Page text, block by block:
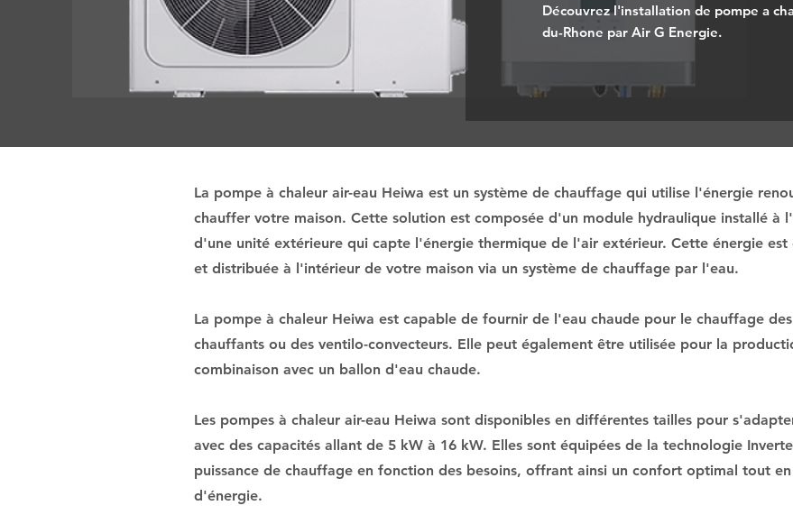
Découvrez l'installation de pompe a
du-Rhone par Air G Energie.
La pompe à chaleur air-eau Heiwa est un système de chauffage qui utilise l'énergie
chauffer votre maison. Cette solution est composée d'un module hydraulique installé à
d'une unité extérieure qui capte l'énergie thermique de l'air extérieur. Cette énergie est
et distribuée à l'intérieur de votre maison via un système de chauffage par l'eau.
La pompe à chaleur Heiwa est capable de fournir de l'eau chaude pour le chauffage
chauffants ou des ventilo-convecteurs. Elle peut également être utilisée pour la
combinaison avec un ballon d'eau chaude.
Les pompes à chaleur air-eau Heiwa sont disponibles en différentes tailles pour
avec des capacités allant de 5 kW à 16 kW. Elles sont équipées de la technologie
puissance de chauffage en fonction des besoins, offrant ainsi un confort optimal tout
d'énergie.